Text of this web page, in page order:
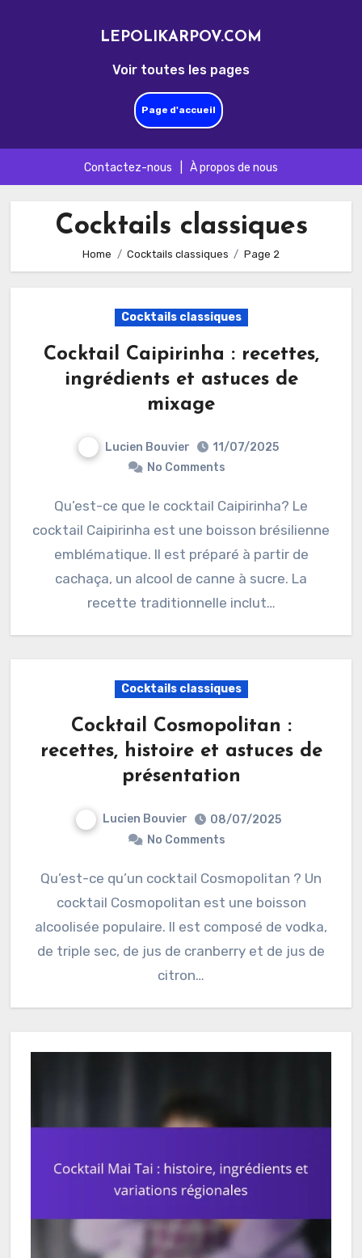
Voir toutes les pages
LEPOLIKARPOV.COM
Page d'accueil
Contactez-nous À propos de nous
Cocktails classiques
Home Cocktails classiques Page 2
Cocktails classiques
Cocktail Caipirinha : recettes,
ingrédients et astuces de
mixage
Lucien Bouvier
11/07/2025
No Comments
Qu’est-ce que le cocktail Caipirinha? Le
cocktail Caipirinha est une boisson brésilienne
emblématique. Il est préparé à partir de
cachaça, un alcool de canne à sucre. La
recette traditionnelle inclut…
Cocktails classiques
Cocktail Cosmopolitan :
recettes, histoire et astuces de
présentation
Lucien Bouvier
08/07/2025
No Comments
Qu’est-ce qu’un cocktail Cosmopolitan ? Un
cocktail Cosmopolitan est une boisson
alcoolisée populaire. Il est composé de vodka,
de triple sec, de jus de cranberry et de jus de
citron…